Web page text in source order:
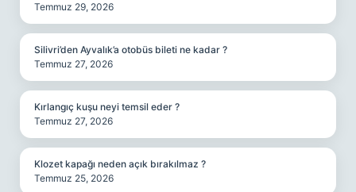
Temmuz 29, 2026
Silivri’den Ayvalık’a otobüs bileti ne kadar ?
Temmuz 27, 2026
Kırlangıç kuşu neyi temsil eder ?
Temmuz 27, 2026
Klozet kapağı neden açık bırakılmaz ?
Temmuz 25, 2026